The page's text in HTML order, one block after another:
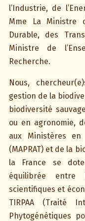
l’Industrie, de
Mme La Ministre
Durable, des
Ministre de
Recherche.
Nous,
gestion de la
biodiversité
ou en agronomie,
aux Ministères
(MAPRAT) et de la
la France se
équilibrée entre
scientifiques et
TIRPAA (Traité
Phytogénétiques